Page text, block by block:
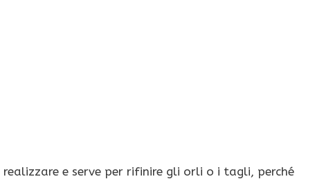
e serve per rifinire gli orli o i tagli, perché